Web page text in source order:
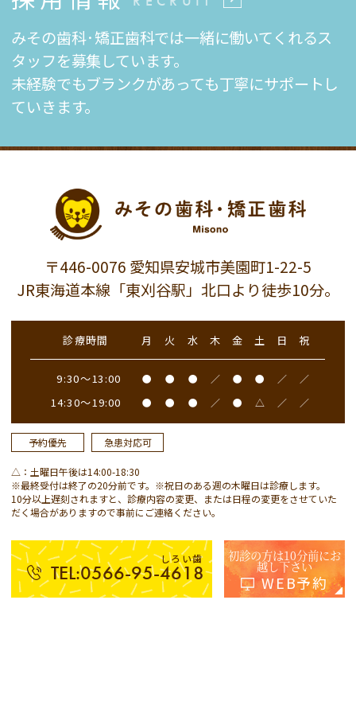
みその歯科·矯正歯科では一緒に働いてくれるス
タッフを募集しています。
未経験でもブランクがあっても丁寧にサポートし
ていきます。
〒446-0076 愛知県安城市美園町1-22-5
JR東海道本線「東刈谷駅」北口より徒歩10分。
診療時間 月 火 水 木 金 土 日 祝
9:30～13:00 ● ● ● ／ ● ● ／ ／
14:30～19:00 ● ● ● ／ ● △ ／ ／
予約優先 急患対応可
△：土曜日午後は14:00-18:30
※最終受付は終了の20分前です。※祝日のある週の木曜日は診療します。
10分以上遅刻されますと、診療内容の変更、または日程の変更をさせていた
だく場合がありますので事前にご連絡ください。
しろい歯
TEL:0566-95-4618
初診の方は10分前にお
越し下さい
WEB予約